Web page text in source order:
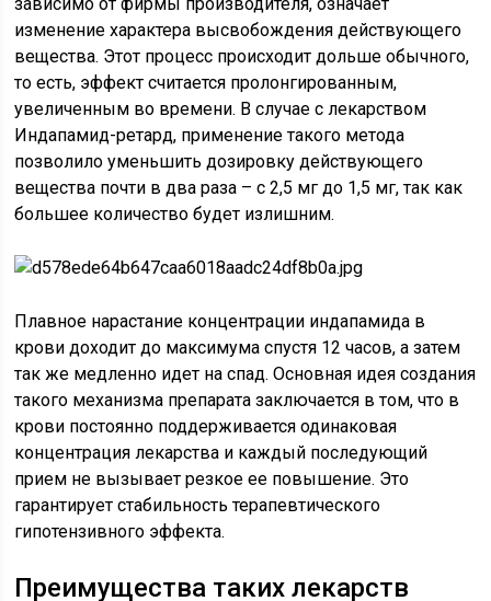
изменение характера высвобождения действующего
вещества. Этот процесс происходит дольше обычного,
то есть, эффект считается пролонгированным,
увеличенным во времени. В случае с лекарством
Индапамид-ретард, применение такого метода
позволило уменьшить дозировку действующего
вещества почти в два раза – с 2,5 мг до 1,5 мг, так как
большее количество будет излишним.
Плавное нарастание концентрации индапамида в
крови доходит до максимума спустя 12 часов, а затем
так же медленно идет на спад. Основная идея создания
такого механизма препарата заключается в том, что в
крови постоянно поддерживается одинаковая
концентрация лекарства и каждый последующий
прием не вызывает резкое ее повышение. Это
гарантирует стабильность терапевтического
гипотензивного эффекта.
Преимущества таких лекарств